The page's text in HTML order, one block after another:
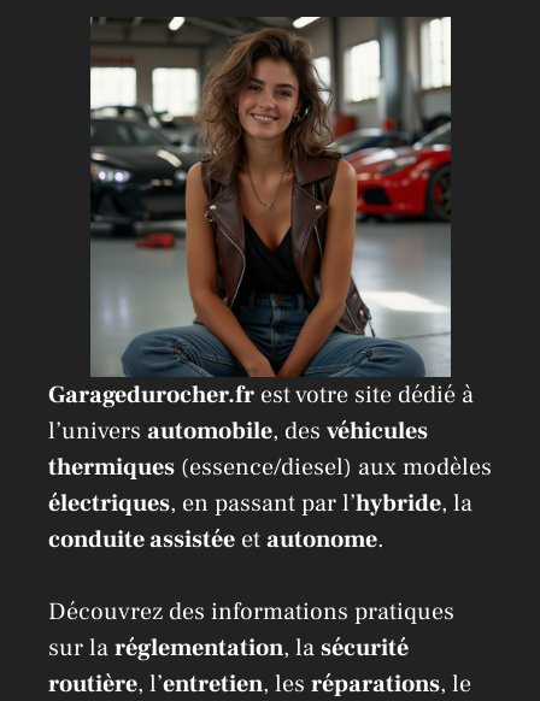
Garagedurocher.fr est votre site dédié à
l’univers automobile, des véhicules
thermiques (essence/diesel) aux modèles
électriques, en passant par l’hybride, la
conduite assistée etautonome.
Découvrez des informations pratiques
sur laréglementation, lasécurité
routière, l’entretien, les réparations, le